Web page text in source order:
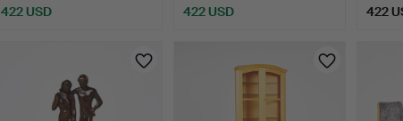
422 USD 422 USD 422